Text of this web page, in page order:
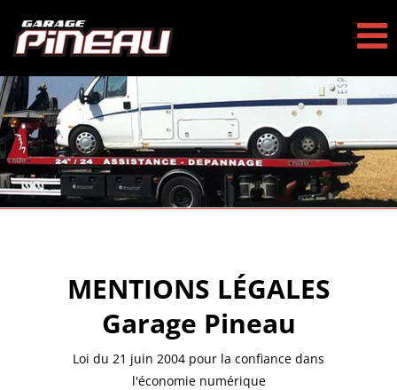
contenu
MENTIONS LÉGALES
Garage Pineau
Loi du 21 juin 2004 pour la confiance dans
l'économie numérique